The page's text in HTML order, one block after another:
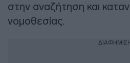
στην αναζήτηση και
νομοθεσίας.
ΔΙΑΦΗΜΙΣΗ